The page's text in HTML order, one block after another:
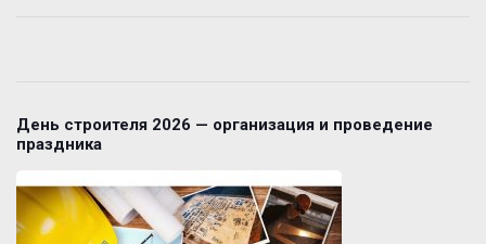
День строителя 2026 — организация и проведение
праздника